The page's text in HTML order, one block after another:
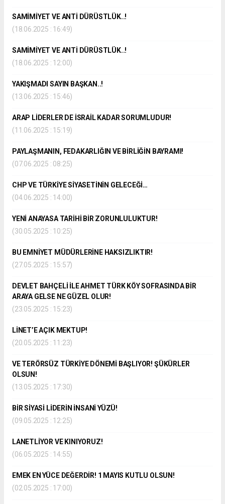
SAMİMİYET VE ANTİ DÜRÜSTLÜK..!
(18.06.2025 : 16:49)
SAMİMİYET VE ANTİ DÜRÜSTLÜK..!
(18.06.2025 : 12:00)
YAKIŞMADI SAYIN BAŞKAN..!
(13.06.2025 : 15:46)
ARAP LİDERLER DE İSRAİL KADAR SORUMLUDUR!
(11.06.2025 : 15:19)
PAYLAŞMANIN, FEDAKARLIĞIN VE BİRLİĞİN BAYRAMI!
(07.06.2025 : 08:25)
CHP VE TÜRKİYE SİYASETİNİN GELECEĞİ…
(04.06.2025 : 14:00)
YENİ ANAYASA TARİHİ BİR ZORUNLULUKTUR!
(30.05.2025 : 10:25)
BU EMNİYET MÜDÜRLERİNE HAKSIZLIKTIR!
(27.05.2025 : 15:57)
DEVLET BAHÇELİ İLE AHMET TÜRK KÖY SOFRASINDA BİR
ARAYA GELSE NE GÜZEL OLUR!
(23.05.2025 : 15:23)
LİNET’E AÇIK MEKTUP!
(20.05.2025 : 11:23)
VE TERÖRSÜZ TÜRKİYE DÖNEMİ BAŞLIYOR! ŞÜKÜRLER
OLSUN!
(13.05.2025 : 17:30)
BİR SİYASİ LİDERİN İNSANİ YÜZÜ!
(09.05.2025 : 12:25)
LANETLİYOR VE KINIYORUZ!
(06.05.2025 : 14:55)
EMEK EN YÜCE DEĞERDİR! 1 MAYIS KUTLU OLSUN!
(02.05.2025 : 17:00)